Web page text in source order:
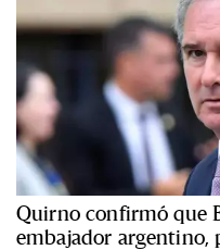
Quirno confirmó que
embajador argentino,